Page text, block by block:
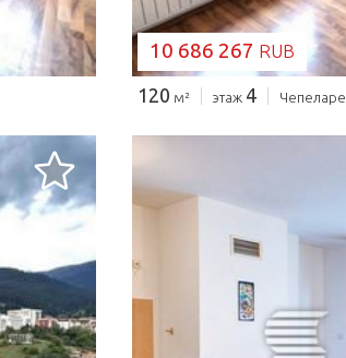
10 686 267 RUB
120 м² этаж 4 Чепеларе